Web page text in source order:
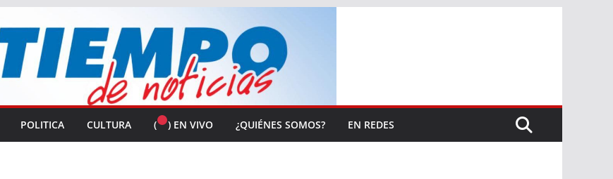
POLITICA CULTURA ( ) EN VIVO ¿QUIÉNES SOMOS? EN REDES